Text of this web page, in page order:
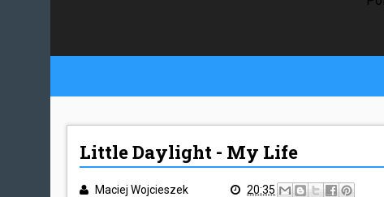
Little Daylight - My Life
Maciej Wojcieszek 20:35